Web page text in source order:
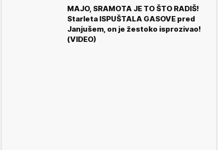
MAJO, SRAMOTA JE TO ŠTO RADIŠ!
Starleta ISPUŠTALA GASOVE pred
Janjušem, on je žestoko isprozivao!
(VIDEO)